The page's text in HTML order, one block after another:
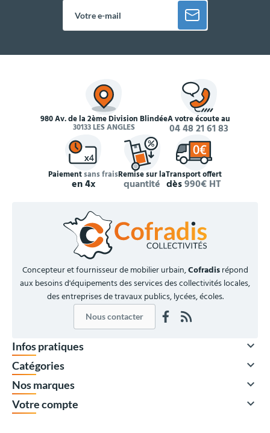
980 Av. de la 2ème Division Blindée
30133 LES ANGLES
À votre écoute au
04 48 21 61 83
Paiementsans frais
en 4x
Remise sur la
quantité
Transport offert
dès990€ HT
Concepteur et fournisseur de mobilier urbain,Cofradisrépond
aux besoins d'équipements des services des collectivités locales,
des entreprises de travaux publics, lycées, écoles.
Nous contacter
Infos pratiques 
Catégories 
Nos marques 
Votre compte 